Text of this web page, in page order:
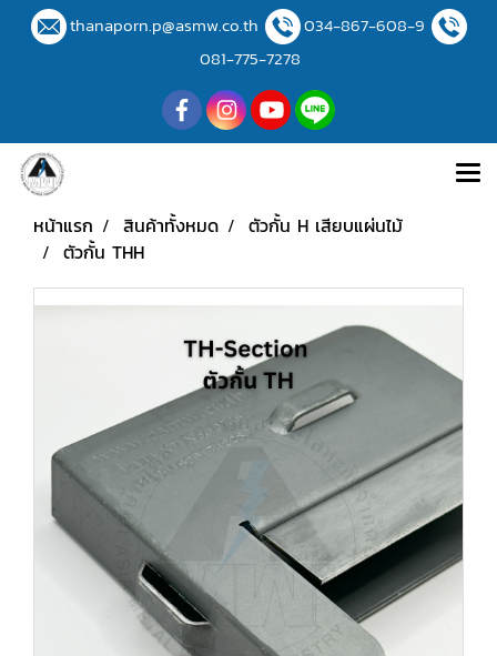
thanaporn.p@asmw.co.th
034-867-608-9
081-775-7278
หน้าแรก สินค้าทั้งหมด
ตัวกั้น H เสียบแผ่นไม้
ตัวกั้น THH